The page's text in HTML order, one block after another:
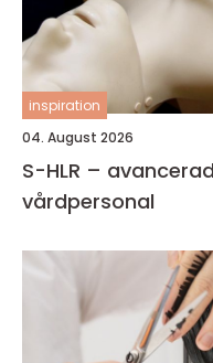
inspiration
04. August 2026
S-HLR –
vårdpersonal